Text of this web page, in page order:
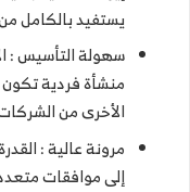
يستفيد بالكامل
سهولة التأسيس :
منشأة فردية تكون
الأخرى من
مرونة عالية :
إلى موافقات